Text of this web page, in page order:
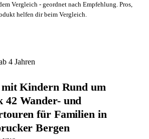
Vergleich - geordnet nach Empfehlung. Pros,
helfen dir beim Vergleich.
4 Jahren
Kindern Rund um
42 Wander- und
für Familien in
Bergen